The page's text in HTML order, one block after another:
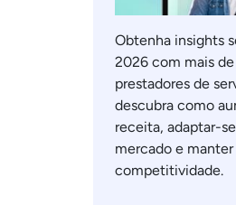
Obtenha insights
2026 com mais
prestadores de
descubra como
receita, adaptar-
mercado e manter
competitividade.